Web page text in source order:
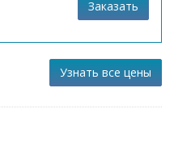
Заказать
Узнать все цены